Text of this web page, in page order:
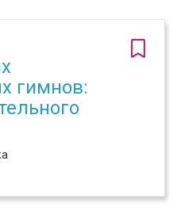
гимнов: